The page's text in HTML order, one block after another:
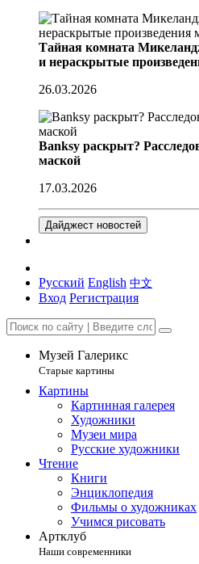
Тайная комната
и нераскрытые
26.03.2026
Banksy раскрыт?
маской
17.03.2026
Дайджест новостей
Русский English 中文
Вход Регистрация
Музей Галерикс
Старые картины
Картины
Картинная галерея
Художники
Музеи мира
Русские художники
Чтение
Книги
Энциклопедия
Фильмы о художниках
Учимся рисовать
Артклуб
Наши современники